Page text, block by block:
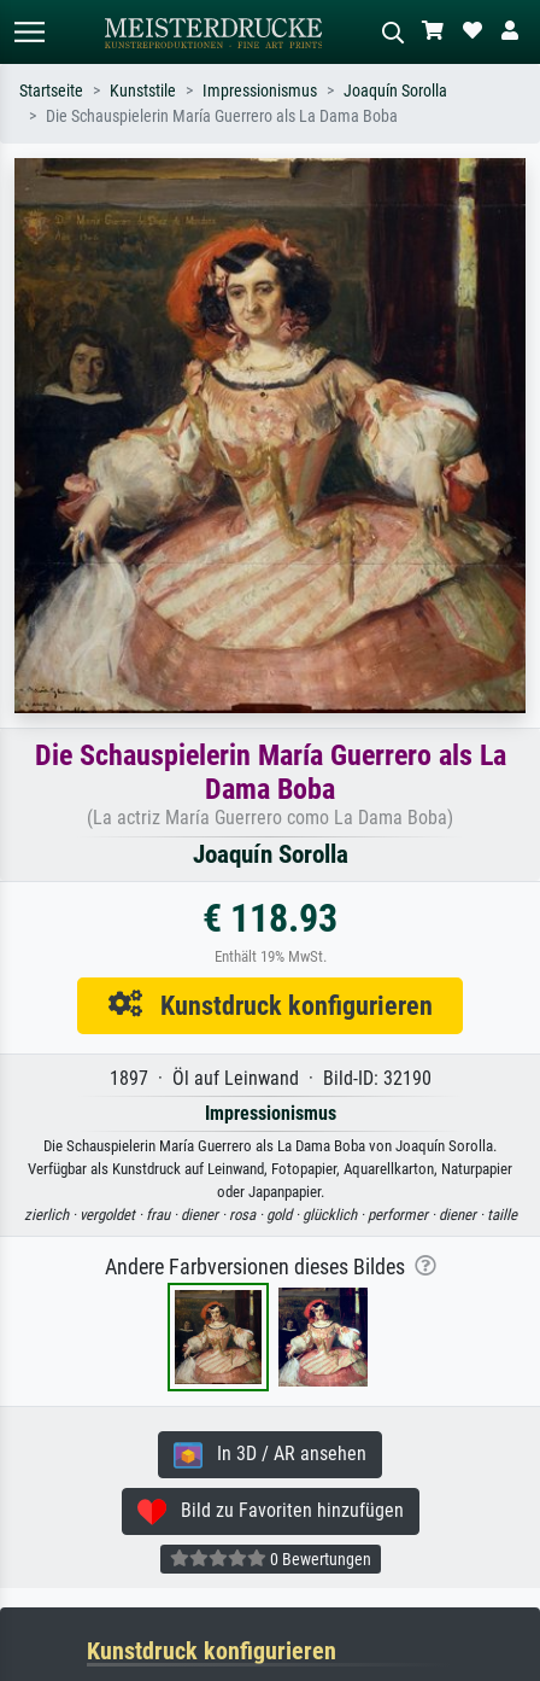
Suchen Sie nach Künstlern, Werktiteln
oder Stilen – z.B. Monet,
Sternennacht, Impressionismus, Welle
Hokusai, Akt.
Beschreiben Sie die Szene – z.B. Grüne
Wiese, Abstrakt mit viel Rot, Dunkles
Ölgemälde, Stehender Akt neben einem
Startseite Kunststile Impressionismus
Joaquín Sorolla
Die Schauspielerin María Guerrero als La Dama Boba
Die Schauspielerin María Guerrero als La
Dama Boba
(La actriz María Guerrero como La Dama Boba)
Joaquín Sorolla
€ 118.93
Enthält 19% MwSt.
Kunstdruck konfigurieren
1897 · Öl auf Leinwand · Bild-ID: 32190
Impressionismus
Die Schauspielerin María Guerrero als La Dama Boba von Joaquín Sorolla.
Verfügbar als Kunstdruck auf Leinwand, Fotopapier, Aquarellkarton, Naturpapier
oder Japanpapier.
zierlich · vergoldet · frau · diener · rosa · gold · glücklich · performer · diener · taille
Andere Farbversionen dieses Bildes
In 3D / AR ansehen
Bild zu Favoriten hinzufügen
0 Bewertungen
Kunstdruck konfigurieren